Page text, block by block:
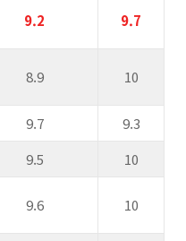
9.2 9.7
8.9 10
9.7
9.3
9.5
10
9.6 10